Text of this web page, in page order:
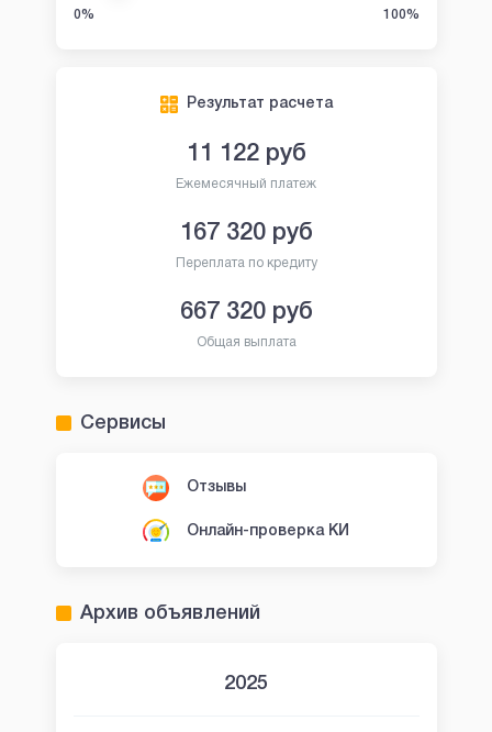
0% 100%
Результат расчета
11 122руб
Ежемесячный платеж
167 320руб
Переплата по кредиту
667 320руб
Общая выплата
Сервисы
Отзывы
Онлайн-проверка КИ
Архив объявлений
2025